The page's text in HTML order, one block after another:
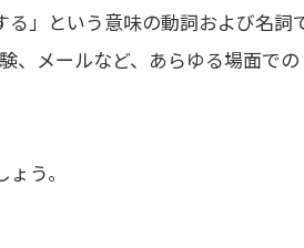
」という意味の動詞および名詞
、メールなど、あらゆる場面で
う。